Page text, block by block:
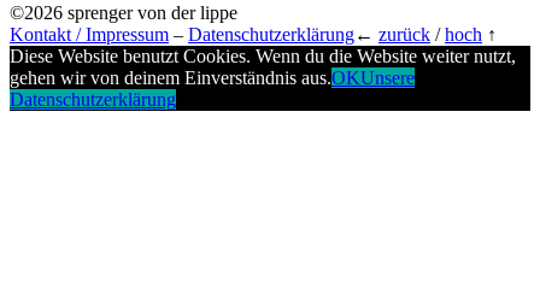
©2026 sprenger von der lippe
Kontakt / Impressum – Datenschutzerklärung← zurück /hoch ↑
Diese Website benutzt Cookies. Wenn du die Website weiter nutzt,
gehen wir von deinem Einverständnis aus.OKUnsere
Datenschutzerklärung